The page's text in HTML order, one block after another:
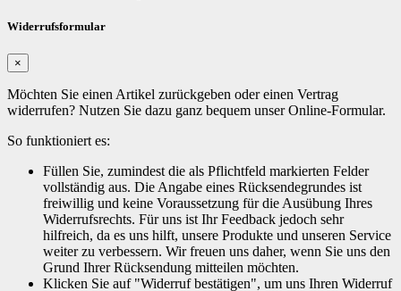
Widerrufsformular
×
Möchten Sie einen Artikel zurückgeben oder einen Vertrag
widerrufen? Nutzen Sie dazu ganz bequem unser Online-Formular.
So funktioniert es:
Füllen Sie, zumindest die als Pflichtfeld markierten Felder
vollständig aus. Die Angabe eines Rücksendegrundes ist
freiwillig und keine Voraussetzung für die Ausübung Ihres
Widerrufsrechts. Für uns ist Ihr Feedback jedoch sehr
hilfreich, da es uns hilft, unsere Produkte und unseren Service
weiter zu verbessern. Wir freuen uns daher, wenn Sie uns den
Grund Ihrer Rücksendung mitteilen möchten.
Klicken Sie auf "Widerruf bestätigen", um uns Ihren Widerruf